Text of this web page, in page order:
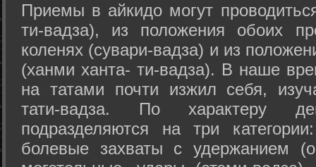
Приемы в айкидо могут
ти-вадза), из положения обоих
коленях (сувари-вадза) и из
(ханми ханта- ти-вадза). В наше
на татами почти изжил себя,
тати-вадза. По характеру
подразделяются на три
болевые захваты с удержанием